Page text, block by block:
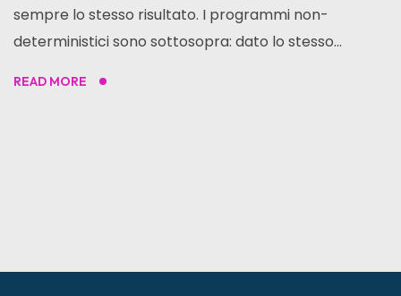
sempre lo stesso risultato. I programmi non-
deterministici sono sottosopra: dato lo stesso...
READ MORE